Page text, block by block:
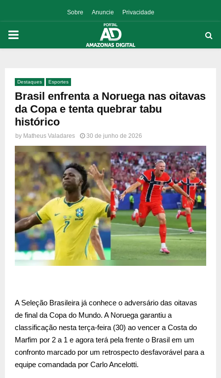
Sobre Anuncie Privacidade
PRIMARY
Destaques Esportes
Brasil enfrenta a Noruega nas oitavas
da Copa e tenta quebrar tabu
histórico
by Matheus Valadares 30 de junho de 2026
A Seleção Brasileira já conhece o adversário das oitavas
de final da Copa do Mundo. A Noruega garantiu a
classificação nesta terça-feira (30) ao vencer a Costa do
Marfim por 2 a 1 e agora terá pela frente o Brasil em um
confronto marcado por um retrospecto desfavorável para a
equipe comandada por Carlo Ancelotti.